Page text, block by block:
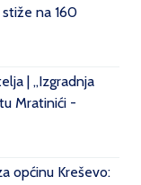
na 160
| „Izgradnja
Mratinići -
općinu Kreševo: